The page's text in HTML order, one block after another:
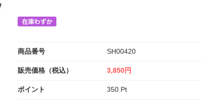
商品番号 SH00420
販売価格（税込） 3,850円
ポイント 350 Pt